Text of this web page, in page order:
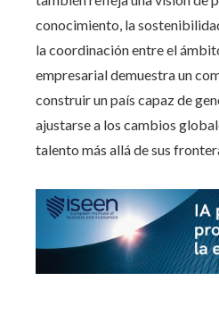
conocimiento, la
la coordinación entre el
empresarial demuestra un
construir un país capaz de
ajustarse a los cambios
talento más allá de sus